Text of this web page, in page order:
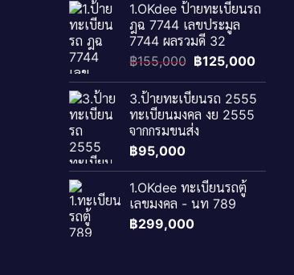
1.OKdee ป้ายทะเบียนรถ
ฎฉ 7744 เลขประมูล
7744 ผลรวมดี 32
฿155,000 Original
was:
฿155,000.
฿125,000Current
is:
3.ป้ายทะเบียนรถ 2555
ทะเบียนมงคล งย 2555
จากกรมขนส่ง
฿95,000
1.OKdee ทะเบียนรถตู้
เลขมงคล - นท 789
฿299,000